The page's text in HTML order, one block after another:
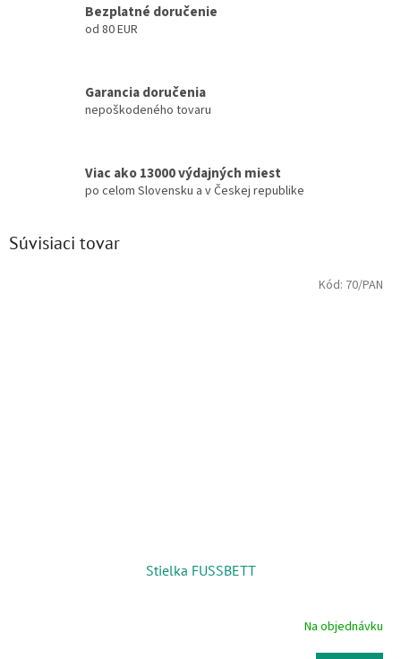
Bezplatné doručenie
od 80 EUR
Garancia doručenia
nepoškodeného tovaru
Viac ako 13000 výdajných miest
po celom Slovensku a v Českej republike
Súvisiaci tovar
Stielka FUSSBETT
Na objednávku
Kód: 70/PAN